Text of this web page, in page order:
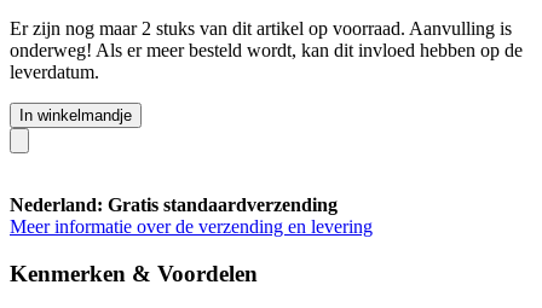
Er zijn nog maar 2 stuks van dit artikel op voorraad. Aanvulling is
onderweg! Als er meer besteld wordt, kan dit invloed hebben op de
leverdatum.
In winkelmandje
Nederland: Gratis standaardverzending
Meer informatie over de verzending en levering
Kenmerken & Voordelen